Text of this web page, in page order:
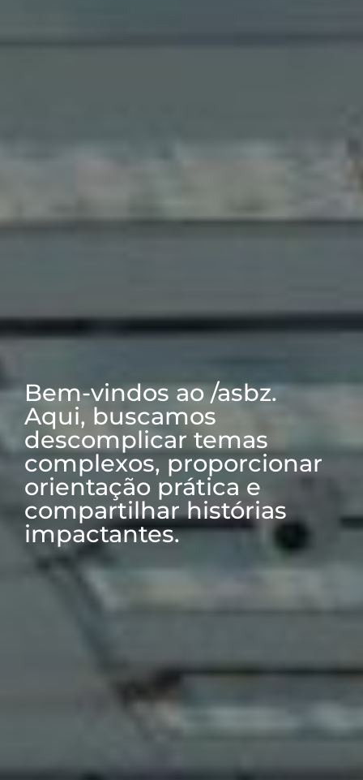
Bem-vindos ao /asbz.
Aqui, buscamos
descomplicar temas
complexos, proporcionar
orientação prática e
compartilhar histórias
impactantes.